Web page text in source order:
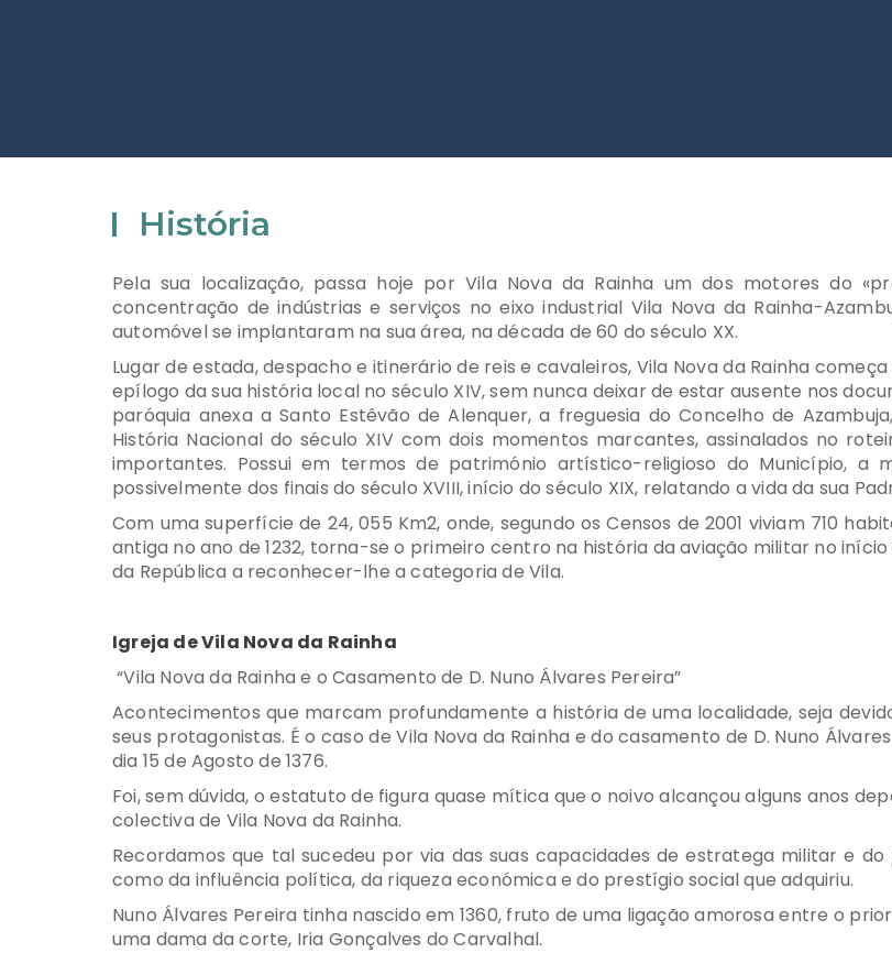
História
Pela sua localização, passa hoje por Vila Nova da Rainha um dos motores do
concentração de indústrias e serviços no eixo industrial Vila Nova da Rainha-
automóvel se implantaram na sua área, na década de 60 do século XX.
Lugar de estada, despacho e itinerário de reis e cavaleiros, Vila Nova da Rainha
epílogo da sua história local no século XIV, sem nunca deixar de estar ausente nos
paróquia anexa a Santo Estêvão de Alenquer, a freguesia do Concelho de
História Nacional do século XIV com dois momentos marcantes, assinalados no
importantes. Possui em termos de património artístico-religioso do Município, a
possivelmente dos finais do século XVIII, início do século XIX, relatando a vida da sua
Com uma superfície de 24, 055 Km2, onde, segundo os Censos de 2001 viviam 710
antiga no ano de 1232, torna-se o primeiro centro na história da aviação militar no
da República a reconhecer-lhe a categoria de Vila.
Igreja de Vila Nova da Rainha
“Vila Nova da Rainha e o Casamento de D. Nuno Álvares Pereira”
Acontecimentos que marcam profundamente a história de uma localidade, seja
seus protagonistas. É o caso de Vila Nova da Rainha e do casamento de D. Nuno
dia 15 de Agosto de 1376.
Foi, sem dúvida, o estatuto de figura quase mítica que o noivo alcançou alguns anos
colectiva de Vila Nova da Rainha.
Recordamos que tal sucedeu por via das suas capacidades de estratega militar e
como da influência política, da riqueza económica e do prestígio social que adquiriu.
Nuno Álvares Pereira tinha nascido em 1360, fruto de uma ligação amorosa entre o
uma dama da corte, Iria Gonçalves do Carvalhal.